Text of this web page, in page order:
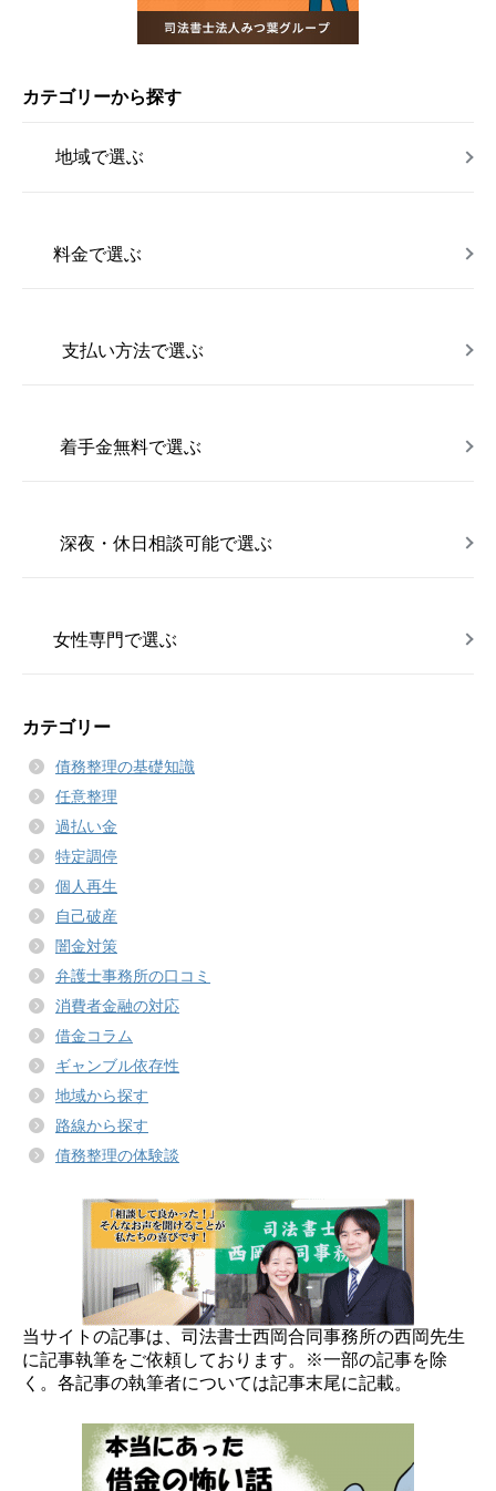
カテゴリーから探す
地域で選ぶ
料金で選ぶ
支払い方法で選ぶ
着手金無料で選ぶ
深夜・休日相談可能で選ぶ
女性専門で選ぶ
カテゴリー
債務整理の基礎知識
任意整理
過払い金
特定調停
個人再生
自己破産
闇金対策
弁護士事務所の口コミ
消費者金融の対応
借金コラム
ギャンブル依存性
地域から探す
路線から探す
債務整理の体験談
当サイトの記事は、司法書士西岡合同事務所の西岡先生
に記事執筆をご依頼しております。※一部の記事を除
く。各記事の執筆者については記事末尾に記載。